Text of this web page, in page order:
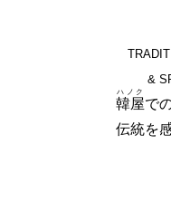
&
韓屋
ハノク
で
伝統を